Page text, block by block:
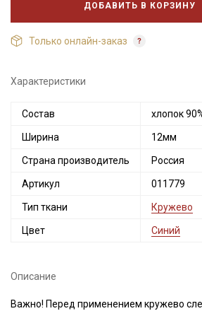
ДОБАВИТЬ В КОРЗИНУ
Только онлайн-заказ
Характеристики
Состав хлопок
Ширина 12мм
Страна производитель Россия
Артикул 011779
Тип ткани Кружево
Цвет Синий
Описание
Важно! Перед применением кружево